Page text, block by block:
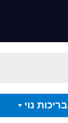
בריכות נוי